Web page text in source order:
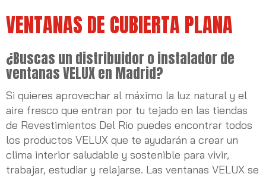
VENTANAS DE CUBIERTA PLANA
¿Buscas un distribuidor o instalador de
ventanas VELUX en Madrid?
Si quieres aprovechar al máximo la luz natural y el
aire fresco que entran por tu tejado en las tiendas
de Revestimientos Del Rio puedes encontrar todos
los productos VELUX que te ayudarán a crear un
clima interior saludable y sostenible para vivir,
trabajar, estudiar y relajarse. Las ventanas VELUX se